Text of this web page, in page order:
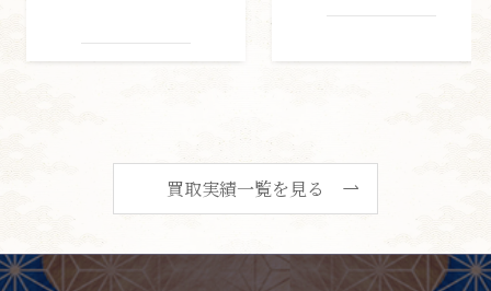
買取実績一覧を見る